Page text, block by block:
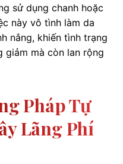
sử dụng chanh hoặc
này vô tình làm da
nắng, khiến tình trạng
giảm mà còn lan rộng
Pháp Tự
Lãng Phí